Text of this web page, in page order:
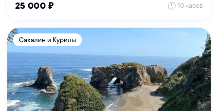
25 000 ₽ 10 часов
Сахалин и Курилы